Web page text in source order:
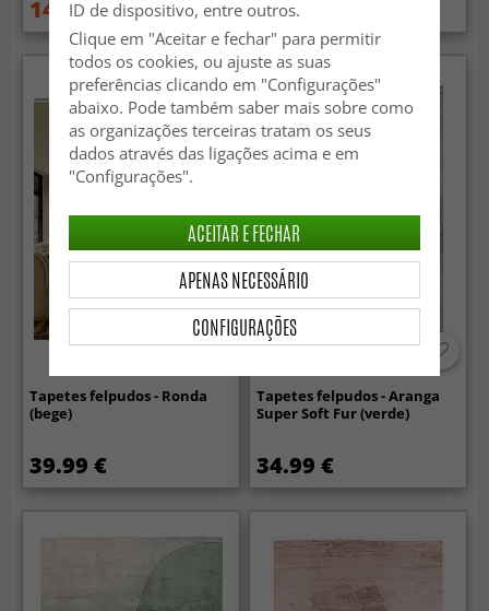
14.99 € 29.99 € 89.99 €
Tapetes felpudos - Ronda
(bege)
39.99 €
Tapetes felpudos - Aranga
Super Soft Fur (verde)
34.99 €
ID de dispositivo, entre outros.
Clique em "Aceitar e fechar" para permitir
todos os cookies, ou ajuste as suas
preferências clicando em "Configurações"
abaixo. Pode também saber mais sobre como
as organizações terceiras tratam os seus
dados através das ligações acima e em
"Configurações".
CONFIGURAÇÕES
APENAS NECESSÁRIO
ACEITAR E FECHAR